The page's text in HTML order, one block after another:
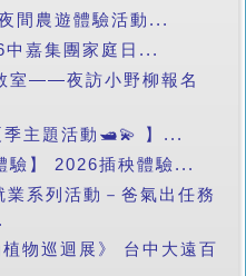
間農遊體驗活動...
中嘉集團家庭日...
室——夜訪小野柳報名
季主題活動🛥️💫 】...
驗】 2026插秧體驗...
系列活動－爸氣出任務
物巡迴展》 台中大遠百